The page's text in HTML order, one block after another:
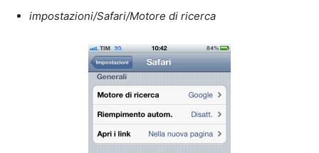
impostazioni/Safari/Motore di ricerca